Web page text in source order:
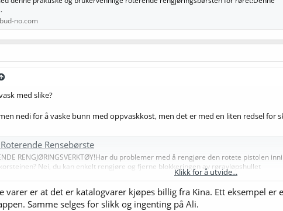
no.com
med slike?
nedi for å vaske bunn med oppvaskkost, men det er med en liten redsel for
Rensebørste
RENGJØRINGSVERKTØY!Har du problemer med å rengjøre den rotete pistolen inni
Nei, du kan enkelt rengjøre og fjerne blokkeringen av røravløpshullet
med denne praktiske og brukervennlige roterende rengjøringsbørsten for røret!Denne
no.com
Klikk for å utvide...
varer er at det er katalogvarer kjøpes billig fra Kina. Ett eksempel
Samme selges for slikk og ingenting på Ali.